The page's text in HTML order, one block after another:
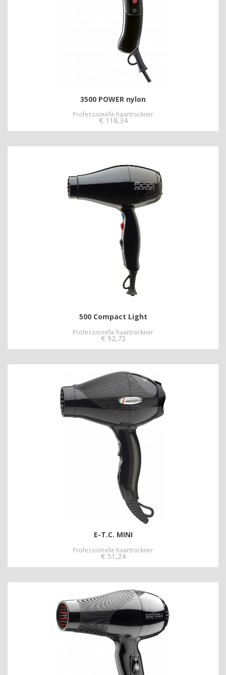
3500 POWER nylon
Professionelle haartrockner
€ 118,34
500 Compact Light
Professionelle haartrockner
€ 92,72
E-T.C. MINI
Professionelle haartrockner
€ 51,24